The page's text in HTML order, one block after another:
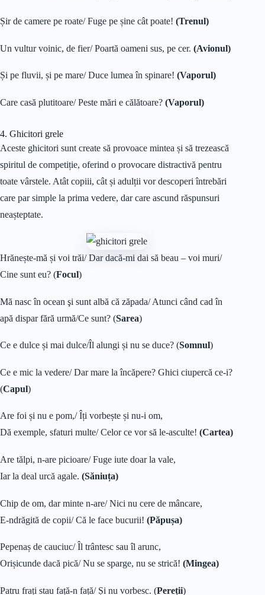
Șir de camere pe roate/ Fuge pe șine cât poate! (Trenul)
Un vultur voinic, de fier/ Poartă oameni sus, pe cer. (Avionul)
Și pe fluvii, și pe mare/ Duce lumea în spinare! (Vaporul)
Care casă plutitoare/ Peste mări e călătoare? (Vaporul)
4. Ghicitori grele
Aceste ghicitori sunt create să provoace mintea și să trezească
spiritul de competiție, oferind o provocare distractivă pentru
toate vârstele. Atât copiii, cât și adulții vor descoperi întrebări
care par simple la prima vedere, dar care ascund răspunsuri
neașteptate.
Hrănește-mă și voi trăi/ Dar dacă-mi dai să beau – voi muri/
Cine sunt eu? (Focul)
Mă nasc în ocean şi sunt albă că zăpada/ Atunci când cad în
apă dispar fără urmă/Ce sunt? (Sarea)
Ce e dulce și mai dulce/Îl alungi și nu se duce? (Somnul)
Ce e mic la vedere/ Dar mare la încăpere? Ghici ciupercă ce-i?
(Capul)
Are foi și nu e pom,/ Îți vorbește și nu-i om,
Dă exemple, sfaturi multe/ Celor ce vor să le-asculte! (Cartea)
Are tălpi, n-are picioare/ Fuge iute doar la vale,
Iar la deal urcă agale. (Săniuța)
Chip de om, dar minte n-are/ Nici nu cere de mâncare,
E-ndrăgită de copii/ Că le face bucurii! (Păpușa)
Pepenaș de cauciuc/ Îl trântesc sau îl arunc,
Orișicunde dacă pică/ Nu se sparge, nu se strică! (Mingea)
Patru frați stau față-n față/ Și nu vorbesc. (Pereții)